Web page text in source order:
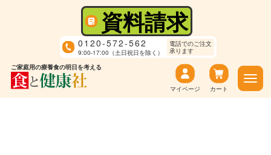
ご家庭用の療養食の明日を考える
資料請求
0120-572-562
9:00-17:00（土日祝日を除く）
電話でのご注文
承ります
マイページ カート